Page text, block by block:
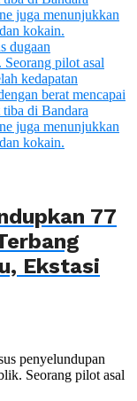
77
Ekstasi
penyelundupan
Seorang pilot asal